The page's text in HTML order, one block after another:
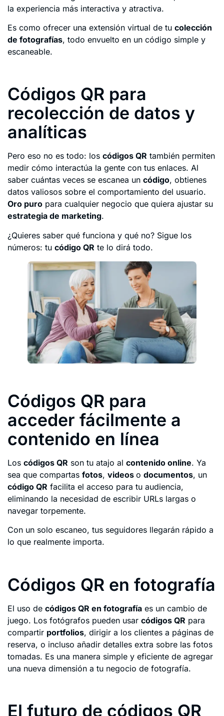
la experiencia más interactiva y atractiva.
Es como ofrecer una extensión virtual de tu colección
de fotografías, todo envuelto en un código simple y
escaneable.
Códigos QR para
recolección de datos y
analíticas
Pero eso no es todo: los códigos QR también permiten
medir cómo interactúa la gente con tus enlaces. Al
saber cuántas veces se escanea un código, obtienes
datos valiosos sobre el comportamiento del usuario.
Oro puro para cualquier negocio que quiera ajustar su
estrategia de marketing.
¿Quieres saber qué funciona y qué no? Sigue los
números: tu código QR te lo dirá todo.
Códigos QR para
acceder fácilmente a
contenido en línea
Los códigos QR son tu atajo al contenido online. Ya
sea que compartas fotos, videos o documentos, un
código QR facilita el acceso para tu audiencia,
eliminando la necesidad de escribir URLs largas o
navegar torpemente.
Con un solo escaneo, tus seguidores llegarán rápido a
lo que realmente importa.
Códigos QR en fotografía
El uso de códigos QR en fotografía es un cambio de
juego. Los fotógrafos pueden usar códigos QR para
compartir portfolios, dirigir a los clientes a páginas de
reserva, o incluso añadir detalles extra sobre las fotos
tomadas. Es una manera simple y eficiente de agregar
una nueva dimensión a tu negocio de fotografía.
El futuro de códigos QR